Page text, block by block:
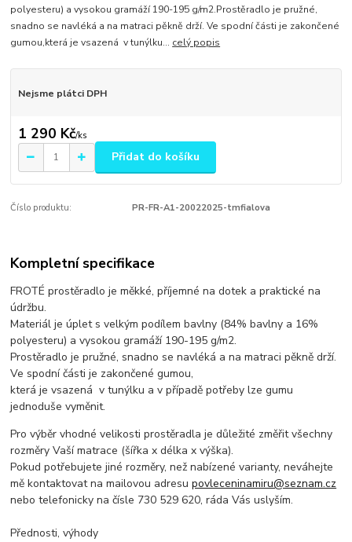
polyesteru) a vysokou gramáží 190-195 g/m2.Prostěradlo je pružné,
snadno se navléká a na matraci pěkně drží. Ve spodní části je zakončené
gumou,která je vsazená v tunýlku... celý popis
Nejsme plátci DPH
1 290 Kč/ks
Přidat do košíku
Číslo produktu: PR-FR-A1-20022025-tmfialova
Kompletní specifikace
FROTÉ prostěradlo je měkké, příjemné na dotek a praktické na
údržbu.
Materiál je úplet s velkým podílem bavlny (84% bavlny a 16%
polyesteru) a vysokou gramáží 190-195 g/m2.
Prostěradlo je pružné, snadno se navléká a na matraci pěkně drží.
Ve spodní části je zakončené gumou,
která je vsazená v tunýlku a v případě potřeby lze gumu
jednoduše vyměnit.
Pro výběr vhodné velikosti prostěradla je důležité změřit všechny
rozměry Vaší matrace (šířka x délka x výška).
Pokud potřebujete jiné rozměry, než nabízené varianty, neváhejte
mě kontaktovat na mailovou adresupovleceninamiru@seznam.cz
nebo telefonicky na čísle 730 529 620, ráda Vás uslyším.
Přednosti, výhody